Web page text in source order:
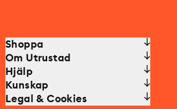
Shoppa
Om Utrustad
Hjälp
Kunskap
Legal & Cookies